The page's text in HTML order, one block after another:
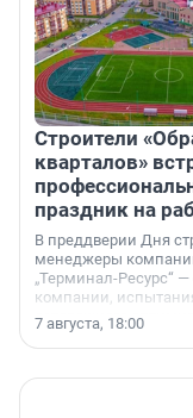
Строители
кварталов»
праздник на
В преддверии Дня
менеджеры
„Терминал-Ресурс“
компании,
осторожного
7 августа, 18:00